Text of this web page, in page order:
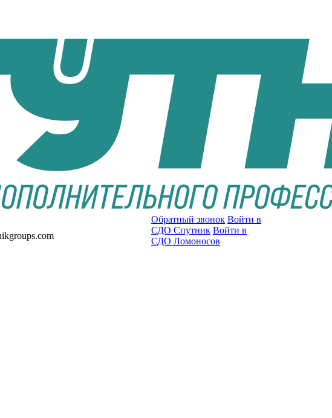
Обратный звонок Войти в
СДО Спутник Войти в
СДО Ломоносов